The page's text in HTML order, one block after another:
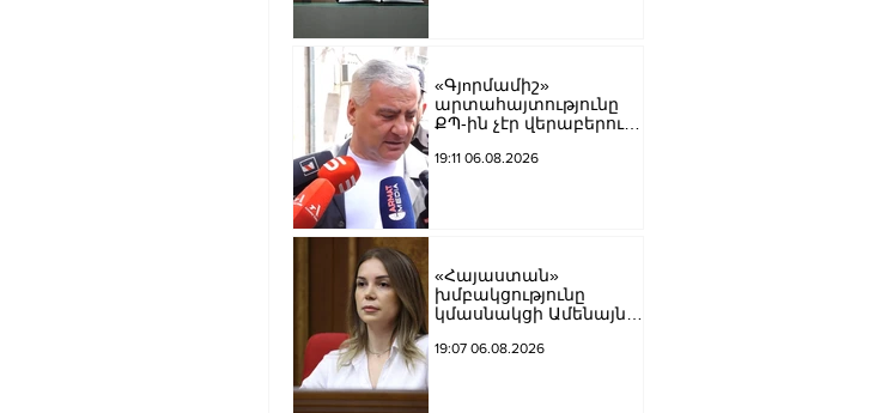
«Գյnրմամիշ»
արտահայտությունը
ՔՊ-ին չէր վերաբերում,
խլnղներին էր
19:11 06.08.2026
«Հայաստան»
խմբակցությունը
կմասնակցի Ամենայն
դատավարությանը․
19:07 06.08.2026